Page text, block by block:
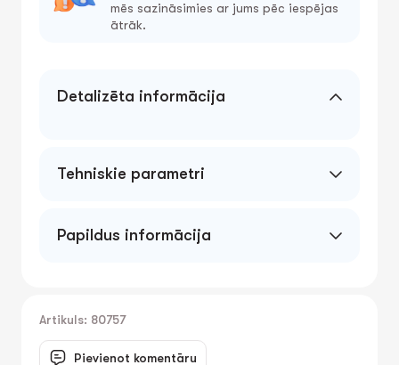
mēs sazināsimies ar jums pēc iespējas
ātrāk.
Detalizēta informācija
Tehniskie parametri
Papildus informācija
Artikuls: 80757
Pievienot komentāru